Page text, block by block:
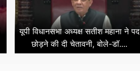
यूपी विधानसभा अध्यक्ष सतीश महाना ने पद
छोड़ने की दी चेतावनी, बोले-डॉ....